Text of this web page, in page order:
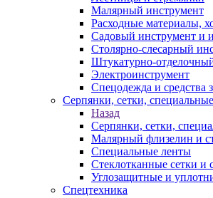
Малярный инструмент
Расходные материалы,
Садовый инструмент и
Столярно-слесарный
Штукатурно-
Электроинструмент
Спецодежда и средства
Серпянки, сетки,
Назад
Серпянки, сетки,
Малярный флизелин и
Специальные ленты
Стеклотканные сетки и
Углозащитные и
Спецтехника